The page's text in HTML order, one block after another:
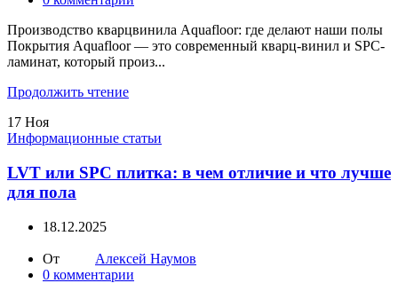
Производство кварцвинила Aquafloor: где делают наши полы
Покрытия Aquafloor — это современный кварц-винил и SPC-
ламинат, который произ...
Продолжить чтение
17 Ноя
Информационные статьи
LVT или SPC плитка: в чем отличие и что лучше
для пола
18.12.2025
От
Алексей Наумов
0 комментарии